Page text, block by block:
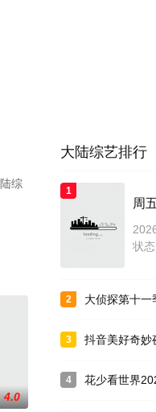
综
4.0
大陆综艺排行
1
周
状
2 大侦探第十一
3 抖音美好奇妙
4 花少看世界